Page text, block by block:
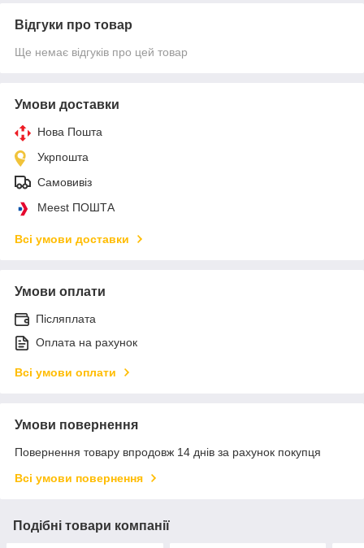
Відгуки про товар
Ще немає відгуків про цей товар
Умови доставки
Нова Пошта
Укрпошта
Самовивіз
Meest ПОШТА
Всі умови доставки
Умови оплати
Післяплата
Оплата на рахунок
Всі умови оплати
Умови повернення
Повернення товару впродовж 14 днів за рахунок покупця
Всі умови повернення
Подібні товари компанії